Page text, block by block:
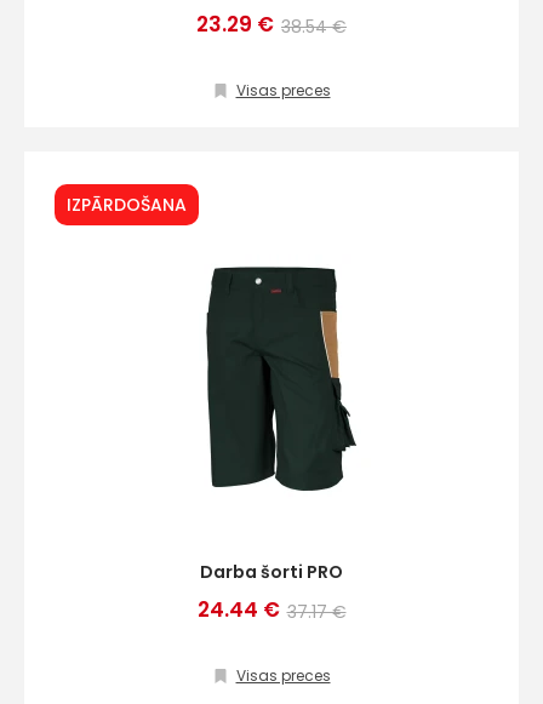
23.29 € 38.54 €
Visas preces
IZPĀRDOŠANA
Darba šorti PRO
24.44 € 37.17 €
Visas preces